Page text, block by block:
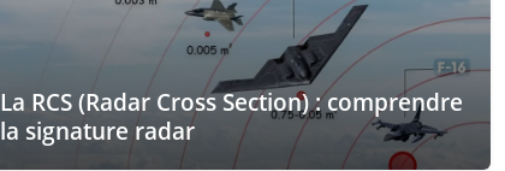
La RCS (Radar Cross Section) : comprendre
la signature radar